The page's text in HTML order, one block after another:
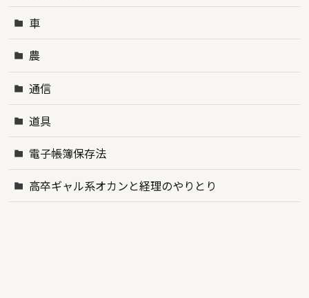
車
農
通信
道具
電子帳簿保存法
高卒ギャル系オカンと経理のやりとり